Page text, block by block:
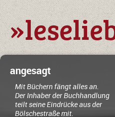
angesagt
Mit Büchern fängt alles an.
Der Inhaber der Buchhandlung
teilt seine Eindrücke aus der
Bölschestraße mit.